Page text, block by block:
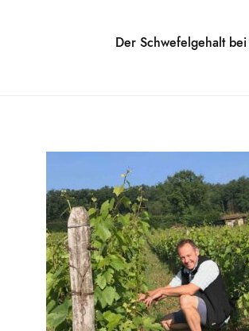
Der Schwefelgehalt